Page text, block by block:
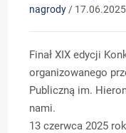
nagrody / 17.06.2025
Finał XIX edycji
organizowanego
Publiczną im.
nami.
13 czerwca 2025